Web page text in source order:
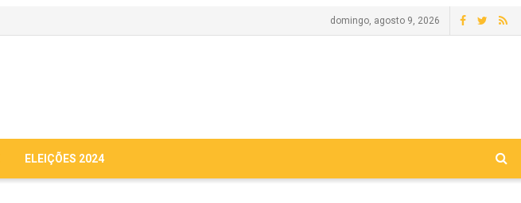
domingo, agosto 9, 2026
ELEIÇÕES 2024